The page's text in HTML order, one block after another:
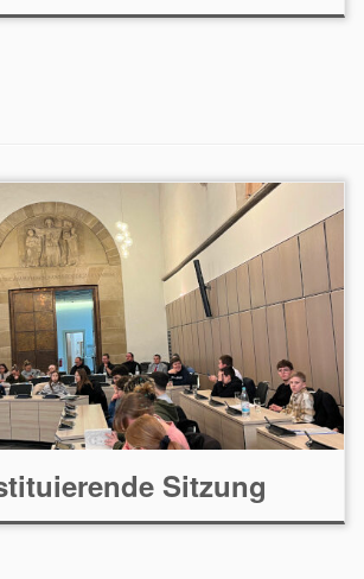
Sitzung